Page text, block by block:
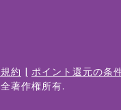
約
ポイント還元の条
全著作権所有.